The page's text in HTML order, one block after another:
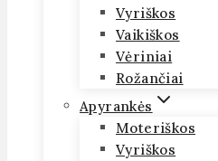
Vyriškos
Vaikiškos
Vėriniai
Rožančiai
Apyrankės
Moteriškos
Vyriškos